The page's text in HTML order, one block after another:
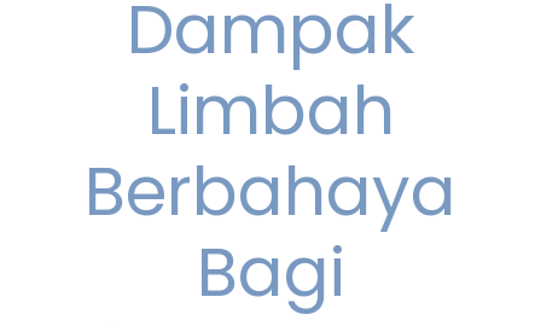
Dampak
Limbah
Berbahaya
Bagi